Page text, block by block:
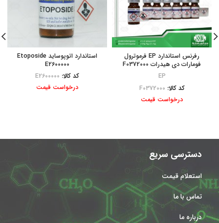
رفرنس استاندارد EP فرموترول
فومارات دی هیدرات F0372000
EP
کد کالا: F0372000
درخواست قیمت
استاندارد اتوپوساید Etoposide
E2600000
کد کالا: E2600000
درخواست قیمت
دسترسی سریع
استعلام قیمت
تماس با ما
درباره ما